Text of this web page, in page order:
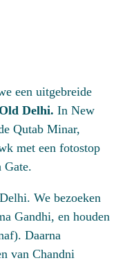
een uitgebreide
Delhi. In New
Qutab Minar,
met een fotostop
Gate.
We bezoeken
Gandhi, en houden
Daarna
van Chandni